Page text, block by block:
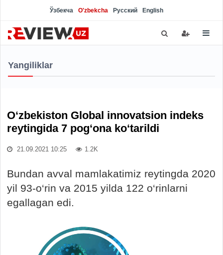
Ўзбекча O'zbekcha Русский English
Yangiliklar
O‘zbekiston Global innovatsion indeks
reytingida 7 pog‘ona ko‘tarildi
21.09.2021 10:25 1.2K
Bundan avval mamlakatimiz reytingda 2020
yil 93-o‘rin va 2015 yilda 122 o‘rinlarni
egallagan edi.